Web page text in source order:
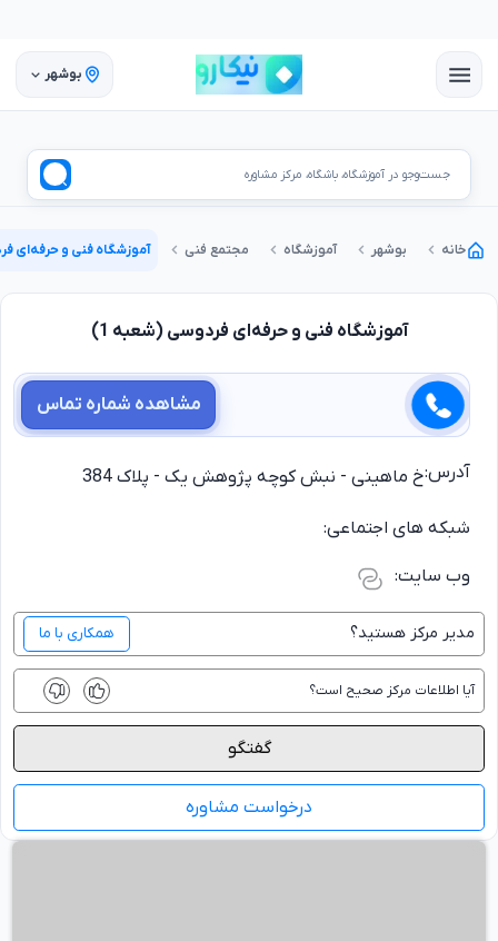
بوشهر
جست‌وجو در آموزشگاه، باشگاه، مرکز مشاوره
خانه بوشهر آموزشگاه مجتمع فنی آموزشگاه فنی و حرفه‌ای
آموزشگاه فنی و حرفه‌ای فردوسی (شعبه 1)
مشاهده شماره تماس
آدرس:خ ماهینی - نبش کوچه پژوهش یک - پلاک 384
شبکه های اجتماعی:
وب سایت:
مدیر مرکز هستید؟ همکاری با ما
آیا اطلاعات مرکز صحیح است؟
گفتگو
درخواست مشاوره